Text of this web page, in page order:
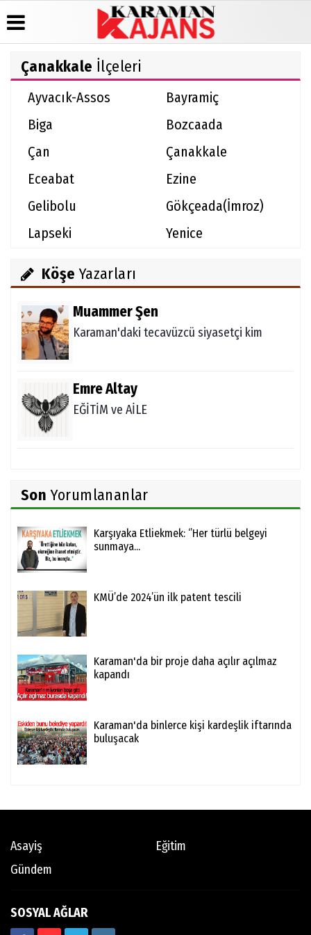
Üye Paneli
Haber
Günün
Haberleri
Hava
Durumu
Köşe
Yazarları
Galeri
Foto
Künye
Çanakkale İlçeleri
Ayvacık-Assos
Bayramiç
Biga
Bozcaada
Çan
Çanakkale
Eceabat
Ezine
Gelibolu
Gökçeada(İmroz)
Lapseki
Yenice
Köşe Yazarları
Muammer Şen
Karaman'daki tecavüzcü siyasetçi kim
Emre Altay
EĞİTİM ve AİLE
Son Yorumlananlar
Karşıyaka Etliekmek: ‘’Her türlü belgeyi
sunmaya...
KMÜ’de 2024’ün ilk patent tescili
Karaman'da bir proje daha açılır açılmaz
kapandı
Karaman'da binlerce kişi kardeşlik iftarında
buluşacak
Asayiş
Eğitim
Gündem
SOSYAL AĞLAR